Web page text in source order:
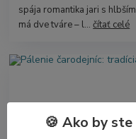
spája romantika jari s
má dve tváre – l...čítať celé
🍪 Ako by